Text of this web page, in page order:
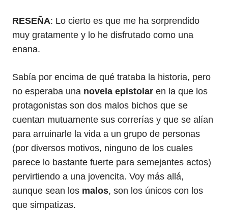
RESEÑA: Lo cierto es que me ha sorprendido
muy gratamente y lo he disfrutado como una
enana.
Sabía por encima de qué trataba la historia, pero
no esperaba una novela epistolar en la que los
protagonistas son dos malos bichos que se
cuentan mutuamente sus correrías y que se alían
para arruinarle la vida a un grupo de personas
(por diversos motivos, ninguno de los cuales
parece lo bastante fuerte para semejantes actos)
pervirtiendo a una jovencita. Voy más allá,
aunque sean los malos, son los únicos con los
que simpatizas.